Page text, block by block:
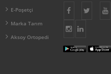
E-Poşetçi
Marka Tarım
Aksoy Ortopedi